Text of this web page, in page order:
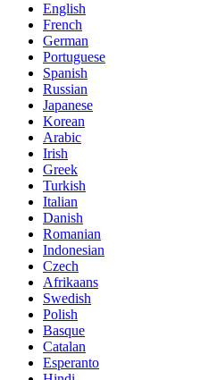
English
French
German
Portuguese
Spanish
Russian
Japanese
Korean
Arabic
Irish
Greek
Turkish
Italian
Danish
Romanian
Indonesian
Czech
Afrikaans
Swedish
Polish
Basque
Catalan
Esperanto